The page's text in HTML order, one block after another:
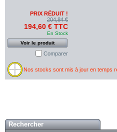
PRIX RÉDUIT !
204,84 €
194,60 € TTC
En Stock
Voir le produit
Comparer
Nos stocks sont mis à jour en temps
Rechercher